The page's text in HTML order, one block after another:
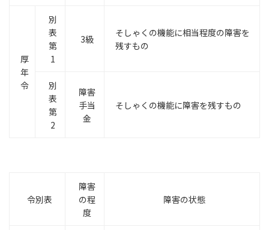
厚
年
令
別
表
第
1
3級
そしゃくの機能に相当程度の障害を
残すもの
別
表
第
2
障害
手当
金
そしゃくの機能に障害を残すもの
令別表
障害
の程
度
障害の状態